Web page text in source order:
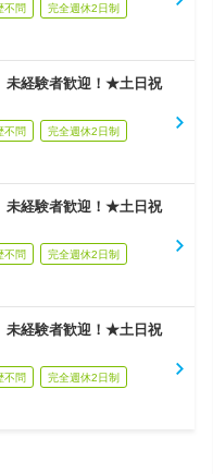
不問 完全週休2日制
未経験者歓迎！★土日祝
不問 完全週休2日制
未経験者歓迎！★土日祝
不問 完全週休2日制
未経験者歓迎！★土日祝
不問 完全週休2日制